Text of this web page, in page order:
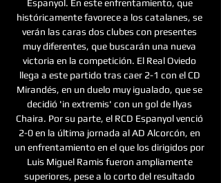
Espanyol. En este enfrentamiento, que
históricamente favorece a los catalanes, se
verán las caras dos clubes con presentes
muy diferentes, que buscarán una nueva
victoria en la competición. El Real Oviedo
llega a este partido tras caer 2-1 con el CD
Mirandés, en un duelo muy igualado, que se
decidió 'in extremis' con un gol de Ilyas
Chaira. Por su parte, el RCD Espanyol venció
2-0 en la última jornada al AD Alcorcón, en
un enfrentamiento en el que los dirigidos por
Luis Miguel Ramis fueron ampliamente
superiores, pese a lo corto del resultado